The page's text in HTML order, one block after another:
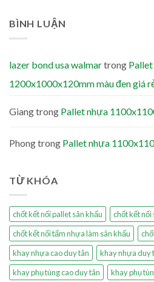
BÌNH LUẬN
lazer bond usa walmartrong
1200x1000x120mm màu đen giá
Giangtrong Pallet nhựa
Phongtrong Pallet nhựa
TỪ KHÓA
chốt kết nối pallet sân khấu
chốt kết nối
chốt kết nối tấm nhựa làm sân khấu
khay nhựa cao duy tân
khay nhựa duy
khay phụ tùng cao duy tân
khay phụ